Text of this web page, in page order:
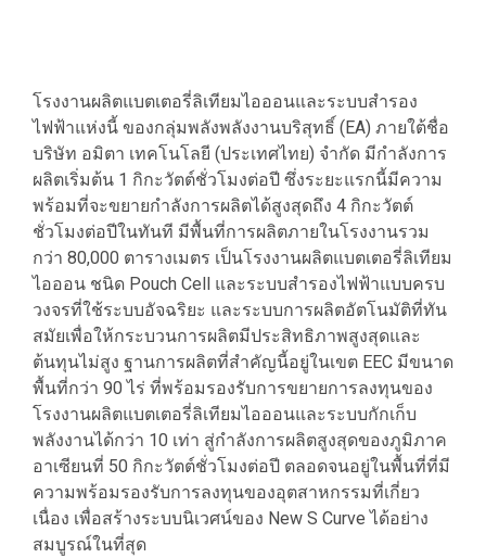
โรงงานผลิตแบตเตอรี่ลิเทียมไอออนและระบบสำรอง
ไฟฟ้าแห่งนี้ ของกลุ่มพลังพลังงานบริสุทธิ์ (EA) ภายใต้ชื่อ
บริษัท อมิตา เทคโนโลยี (ประเทศไทย) จำกัด มีกำลังการ
ผลิตเริ่มต้น 1 กิกะวัตต์ชั่วโมงต่อปี ซึ่งระยะแรกนี้มีความ
พร้อมที่จะขยายกำลังการผลิตได้สูงสุดถึง 4 กิกะวัตต์
ชั่วโมงต่อปีในทันที มีพื้นที่การผลิตภายในโรงงานรวม
กว่า 80,000 ตารางเมตร เป็นโรงงานผลิตแบตเตอรี่ลิเทียม
ไอออน ชนิด Pouch Cell และระบบสำรองไฟฟ้าแบบครบ
วงจรที่ใช้ระบบอัจฉริยะ และระบบการผลิตอัตโนมัติที่ทัน
สมัยเพื่อให้กระบวนการผลิตมีประสิทธิภาพสูงสุดและ
ต้นทุนไม่สูง ฐานการผลิตที่สำคัญนี้อยู่ในเขต EEC มีขนาด
พื้นที่กว่า 90 ไร่ ที่พร้อมรองรับการขยายการลงทุนของ
โรงงานผลิตแบตเตอรี่ลิเทียมไอออนและระบบกักเก็บ
พลังงานได้กว่า 10 เท่า สู่กำลังการผลิตสูงสุดของภูมิภาค
อาเซียนที่ 50 กิกะวัตต์ชั่วโมงต่อปี ตลอดจนอยู่ในพื้นที่ที่มี
ความพร้อมรองรับการลงทุนของอุตสาหกรรมที่เกี่ยว
เนื่อง เพื่อสร้างระบบนิเวศน์ของ New S Curve ได้อย่าง
สมบูรณ์ในที่สุด